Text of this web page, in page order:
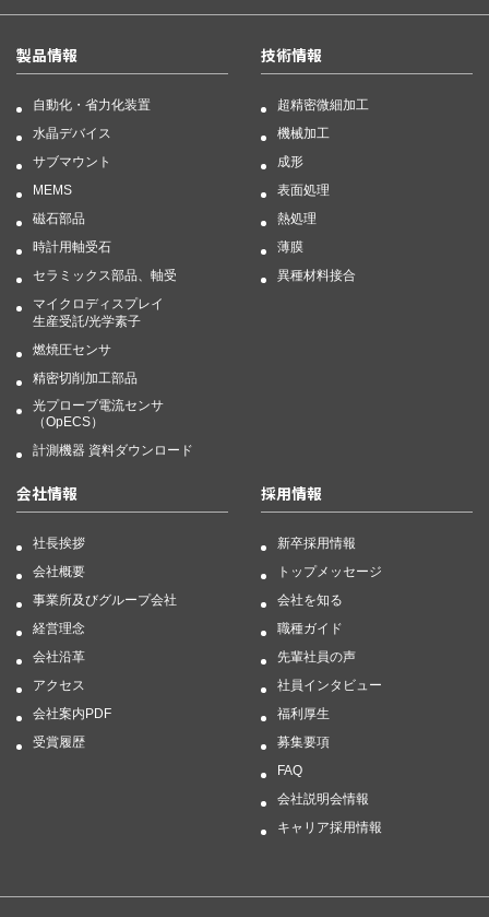
製品情報
自動化・省力化装置
水晶デバイス
サブマウント
MEMS
磁石部品
時計用軸受石
セラミックス部品、軸受
マイクロディスプレイ
生産受託/光学素子
燃焼圧センサ
精密切削加工部品
光プローブ電流センサ
（OpECS）
計測機器 資料ダウンロード
技術情報
超精密微細加工
機械加工
成形
表面処理
熱処理
薄膜
異種材料接合
会社情報
社長挨拶
会社概要
事業所及びグループ会社
経営理念
会社沿革
アクセス
会社案内PDF
受賞履歴
採用情報
新卒採用情報
トップメッセージ
会社を知る
職種ガイド
先輩社員の声
社員インタビュー
福利厚生
募集要項
FAQ
会社説明会情報
キャリア採用情報